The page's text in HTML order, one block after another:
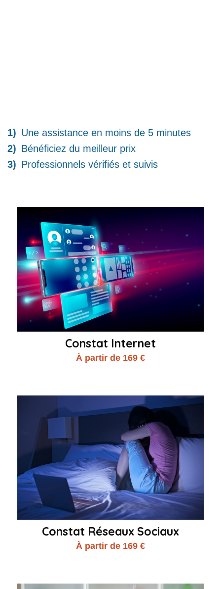
Une assistance en moins de 5 minutes
Bénéficiez du meilleur prix
Professionnels vérifiés et suivis
Constat Internet
À partir de 169 €
Constat Réseaux Sociaux
À partir de 169 €